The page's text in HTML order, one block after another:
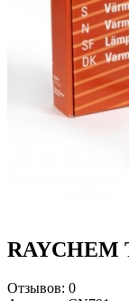
RAYCHEM
Отзывов: 0